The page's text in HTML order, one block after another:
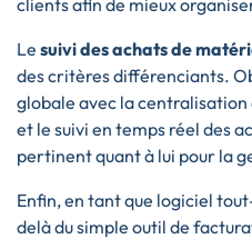
clients afin de mieux
Le suivi des achats de
des critères différenciants.
globale avec la
et le suivi en temps réel des
pertinent quant à lui pour la
Enfin, en tant que logiciel
delà du simple outil de